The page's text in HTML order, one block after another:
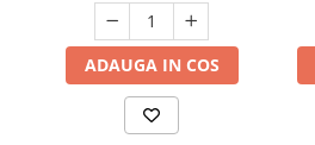
ADAUGA IN COS